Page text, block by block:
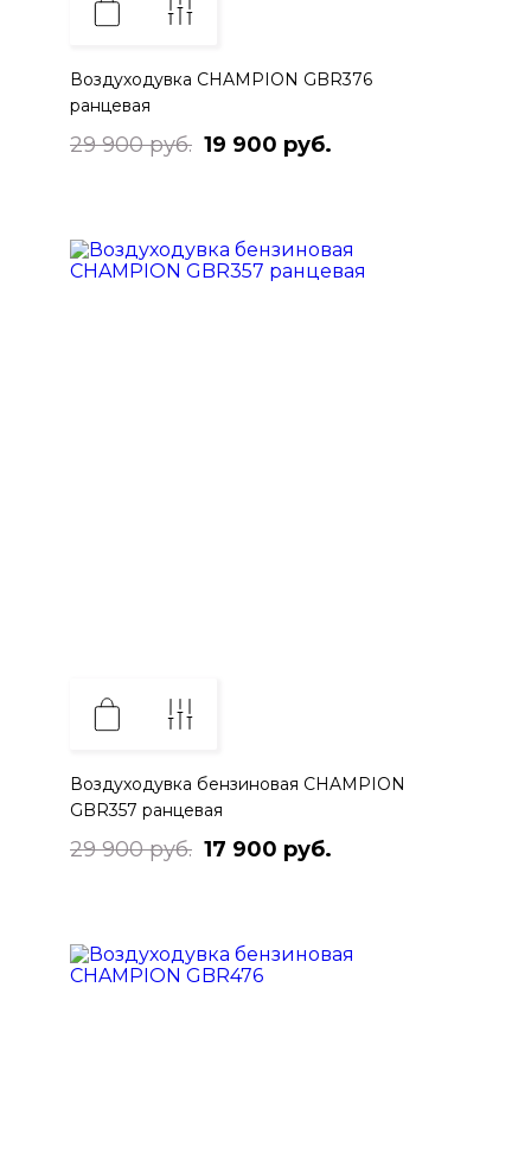
Воздуходувка CHAMPION GBR376
ранцевая
29 900 руб. 19 900 руб.
Воздуходувка бензиновая CHAMPION
GBR357 ранцевая
29 900 руб. 17 900 руб.